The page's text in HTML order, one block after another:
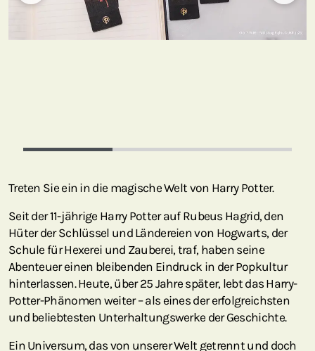
Treten Sie ein in die magische Welt von Harry Potter.
Seit der 11-jährige Harry Potter auf Rubeus Hagrid, den
Hüter der Schlüssel und Ländereien von Hogwarts, der
Schule für Hexerei und Zauberei, traf, haben seine
Abenteuer einen bleibenden Eindruck in der Popkultur
hinterlassen. Heute, über 25 Jahre später, lebt das Harry-
Potter-Phänomen weiter – als eines der erfolgreichsten
und beliebtesten Unterhaltungswerke der Geschichte.
Ein Universum, das von unserer Welt getrennt und doch